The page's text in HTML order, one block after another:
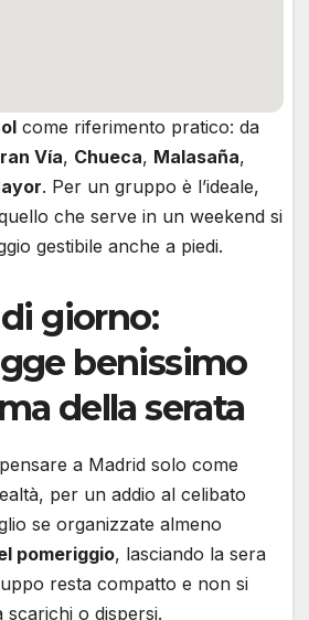
come riferimento pratico: da
Vía, Chueca, Malasaña,
. Per un gruppo è l’ideale,
che serve in un weekend si
gestibile anche a piedi.
giorno:
benissimo
della serata
a Madrid solo come
per un addio al celibato
se organizzate almeno
pomeriggio, lasciando la sera
resta compatto e non si
scarichi o dispersi.